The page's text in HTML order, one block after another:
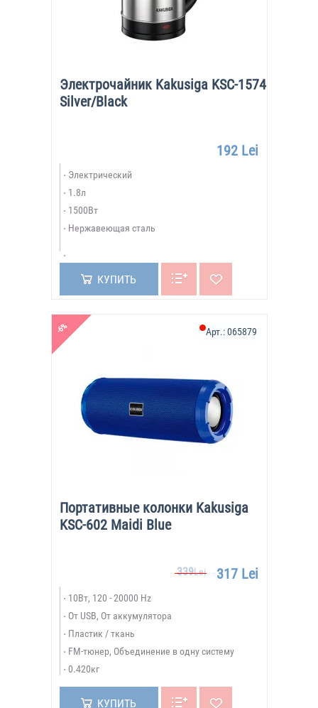
Электрочайник Kakusiga KSC-1574
Silver/Black
192 Lei
Электрический
1.8л
1500Вт
Нержавеющая сталь
КУПИТЬ
-6%
Портативные колонки Kakusiga
KSC-602 Maidi Blue
Арт.:065879
339Lei 317 Lei
10Вт, 120 - 20000 Hz
От USB, От аккумулятора
Пластик / ткань
FM-тюнер, Объединение в одну систему
0.420кг
КУПИТЬ